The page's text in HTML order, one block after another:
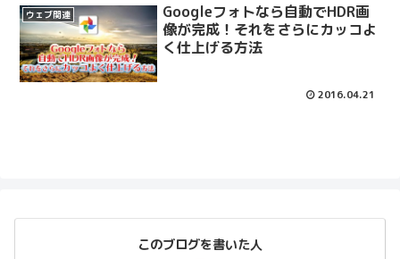
ウェブ関連
Googleフォトなら自動でHDR画
像が完成！それをさらにカッコよ
く仕上げる方法
2016.04.21
このブログを書いた人